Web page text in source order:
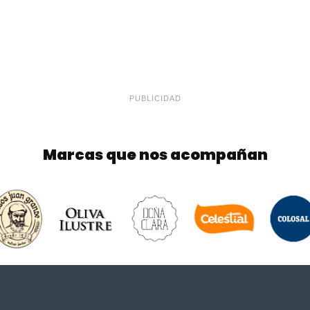
PUBLICIDAD
Marcas que nos acompañan